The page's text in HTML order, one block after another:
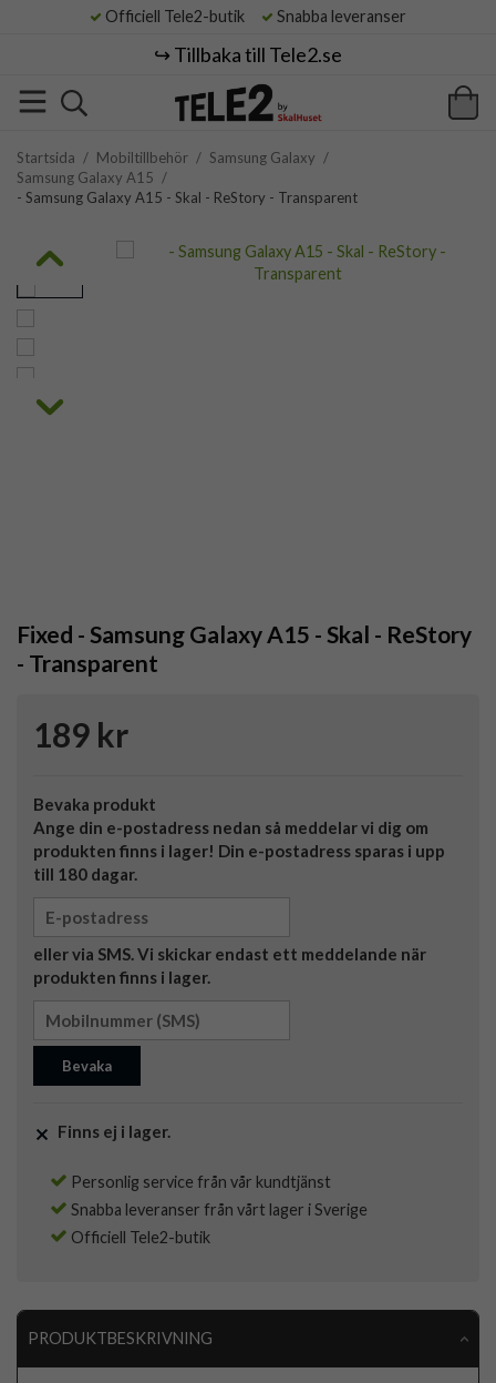
Officiell Tele2-butik Snabba leveranser
↪️ Tillbaka till Tele2.se
Startsida / Mobiltillbehör / Samsung Galaxy /
Samsung Galaxy A15 /
- Samsung Galaxy A15 - Skal - ReStory - Transparent
Fixed - Samsung Galaxy A15 - Skal - ReStory
- Transparent
189 kr
Bevaka produkt
Ange din e-postadress nedan så meddelar vi dig om
produkten finns i lager! Din e-postadress sparas i upp
till 180 dagar.
eller via SMS. Vi skickar endast ett meddelande när
produkten finns i lager.
Bevaka
Finns ej i lager.
Personlig service från vår kundtjänst
Snabba leveranser från vårt lager i Sverige
Officiell Tele2-butik
PRODUKTBESKRIVNING